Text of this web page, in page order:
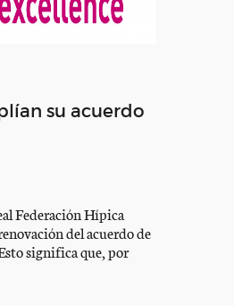
su acuerdo
Federación Hípica
del acuerdo de
significa que, por
y proveedora oficial